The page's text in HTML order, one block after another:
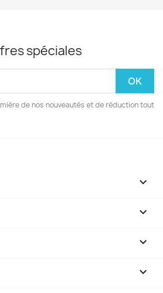
spéciales
de nos nouveautés et de réduction tout



